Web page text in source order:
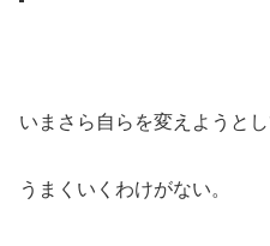
いまさら自らを変えようとし
うまくいくわけがない。